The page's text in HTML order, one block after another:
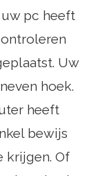
pc heeft
Uw
hoek.
heeft
bewijs
krijgen. Of